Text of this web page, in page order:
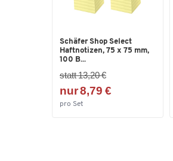
Schäfer Shop Select
Haftnotizen, 75 x 75 mm,
100 B...
statt 13,20 €
nur 8,79 €
pro Set